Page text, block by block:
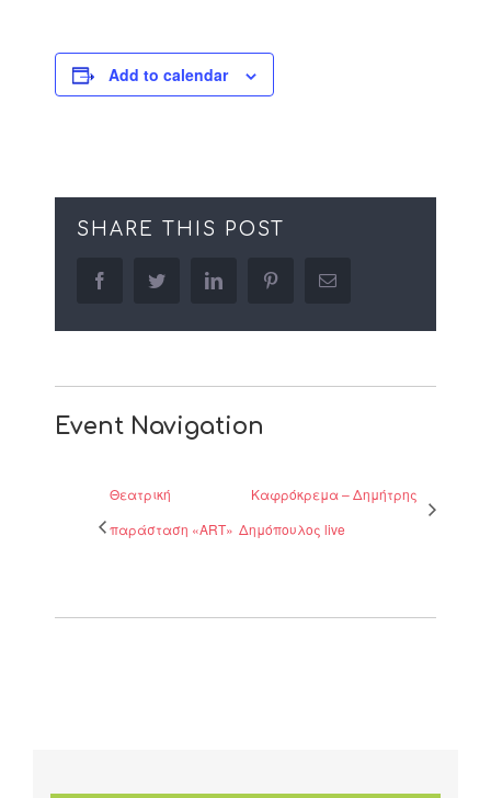
Add to calendar
SHARE THIS POST
facebooktwitter linkedin pinterestEmail
Event Navigation
Θεατρική
παράσταση «ART»
Καφρόκρεμα – Δημήτρης
Δημόπουλος live